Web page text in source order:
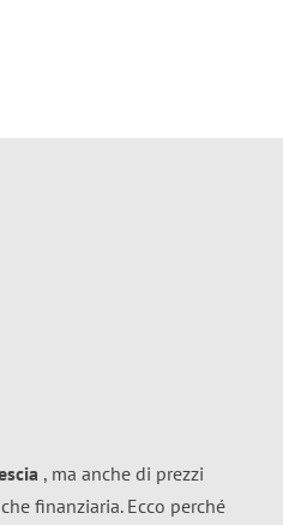
, ma anche di prezzi
finanziaria. Ecco perché